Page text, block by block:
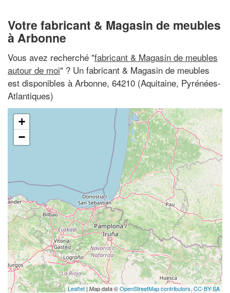
Votre fabricant & Magasin de meubles
à Arbonne
Vous avez recherché "fabricant & Magasin de meubles
autour de moi" ? Un fabricant & Magasin de meubles
est disponibles à Arbonne, 64210 (Aquitaine, Pyrénées-
Atlantiques)
+
−
Leaflet | Map data ©OpenStreetMap contributors,CC-BY-SA